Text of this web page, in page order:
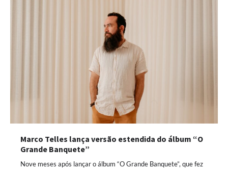
Marco Telles lança versão estendida do álbum “O
Grande Banquete”
Nove meses após lançar o álbum “O Grande Banquete”, que fez